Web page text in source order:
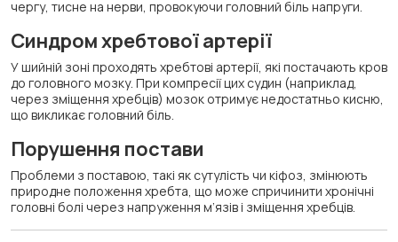
чергу, тисне на нерви, провокуючи головний біль напруги.
Синдром хребтової артерії
У шийній зоні проходять хребтові артерії, які постачають кров
до головного мозку. При компресії цих судин (наприклад,
через зміщення хребців) мозок отримує недостатньо кисню,
що викликає головний біль.
Порушення постави
Проблеми з поставою, такі як сутулість чи кіфоз, змінюють
природне положення хребта, що може спричинити хронічні
головні болі через напруження м’язів і зміщення хребців.